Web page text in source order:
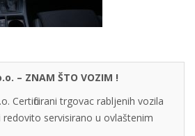
– ZNAM ŠTO VOZIM !
Certificirani trgovac rabljenih vozila
redovito servisirano u ovlaštenim